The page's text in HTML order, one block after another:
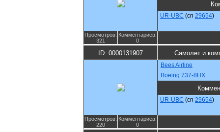
UR-UBC (cn 29654)
Просмотров:
321
Комментариев:
0
ID: 0000131907 Самолет и
Bees Airline
Boeing 737-8HX
UR-UBC (cn 29654)
Просмотров:
220
Комментариев:
0